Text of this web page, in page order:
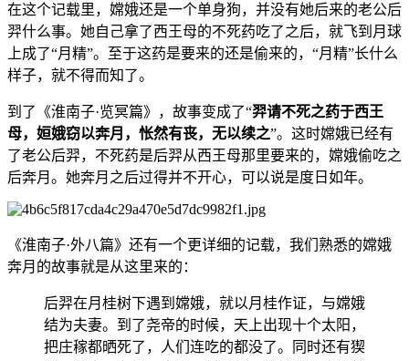
在这个记载里，嫦娥还是一个单身狗，并没有她后来的老公后
羿什么事。她自己拿了西王母的不死药吃了之后，就飞到月球
上成了“月精”。至于这药是要来的还是偷来的，“月精”长什么
样子，就不得而知了。
到了《淮南子·览冥篇》，故事变成了“羿请不死之药于西王
母，姮娥窃以奔月，怅然有丧，无以续之”。这时嫦娥已经有
了老公后羿，不死药是后羿从西王母那里要来的，嫦娥偷吃之
后奔月。她奔月之后过得并不开心，可以说是度日如年。
《淮南子·外八篇》还有一个更详细的记载，我们熟悉的嫦娥
奔月的故事就是从这里来的：
后羿在月桂树下遇到嫦娥，就以月桂作证，与嫦娥
结为夫妻。到了尧帝的时候，天上出现十个太阳，
把庄稼都晒死了，人们连吃的都没了。同时还有猰